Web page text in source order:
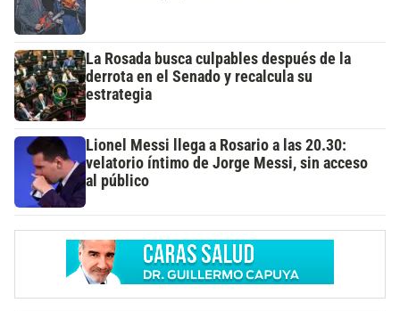
La Rosada busca culpables después de la
derrota en el Senado y recalcula su
estrategia
Lionel Messi llega a Rosario a las 20.30:
velatorio íntimo de Jorge Messi, sin acceso
al público